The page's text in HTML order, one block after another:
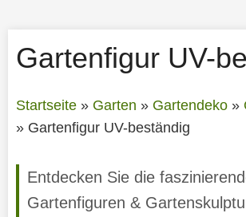
Gartenfigur UV-
Startseite» Garten » Gartendeko»
» Gartenfigur UV-beständig
Entdecken Sie die
Gartenfiguren &